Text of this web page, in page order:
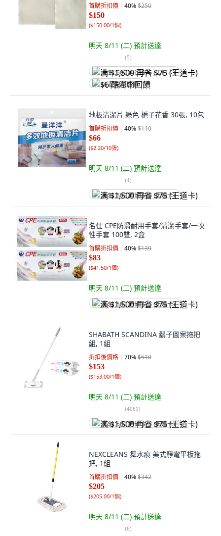
首購折扣價 40%$250
$150
($150.00/1個)
明天 8/11 (二) 預計送達
(5)
满 $1,500 再省 $75 (王道卡)
$6 酷澎幣回饋
地板清潔片 綠色 梔子花香 30張, 10包
首購折扣價 40%$110
$66
($2.20/10張)
明天 8/11 (二) 預計送達
(4)
满 $1,500 再省 $75 (王道卡)
名仕 CPE防滑耐用手套/清潔手套/一次
性手套 100雙, 2盒
首購折扣價 40%$139
$83
($41.50/1個)
明天 8/11 (二) 預計送達
满 $1,500 再省 $75 (王道卡)
SHABATH SCANDINA 鬍子圖案拖把
組, 1組
折扣後價格 70%$510
$153
($153.00/1個)
明天 8/11 (二) 預計送達
(4061)
满 $1,500 再省 $75 (王道卡)
NEXCLEANS 舞水痕 美式靜電平板拖
把, 1組
首購折扣價 40%$342
$205
($205.00/1個)
明天 8/11 (二) 預計送達
(6)